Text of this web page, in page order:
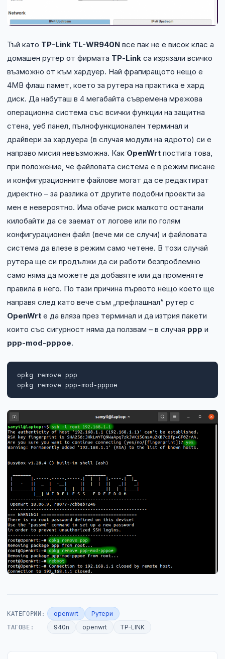
Тъй като TP-Link TL-WR940N все пак не е висок клас а
домашен рутер от фирмата TP-Link са изрязали всичко
възможно от към хардуер. Най фрапиращото нещо е
4MB флаш памет, което за рутера на практика е хард
диск. Да набуташ в 4 мегабайта съвремена мрежова
операционна система със всички функции на защитна
стена, уеб панел, пълнофункционален терминал и
драйвери за хардуера (в случая модули на ядрото) си е
направо мисия невъзможна. Как OpenWrt постига това,
при положение, че файловата система е в режим писане
и конфигурационните файлове могат да се редактират
директно – за разлика от другите подобни проекти за
мен е невероятно. Има обаче риск малкото останали
килобайти да се заемат от логове или по голям
конфигурационен файл (вече ми се случи) и файловата
система да влезе в режим само четене. В този случай
рутера ще си продължи да си работи безпроблемно
само няма да можете да добавяте или да променяте
правила в него. По тази причина първото нещо което ще
направя след като вече съм „префлашнал“ рутер с
OpenWrt е да вляза през терминал и да изтрия пакети
които със сигурност няма да ползвам – в случая ppp и
ppp-mod-pppoe.
opkg remove ppp
opkg remove ppp-mod-pppoe
КАТЕГОРИИ: openwrt Рутери
ТАГОВЕ: 940n openwrt TP-LINK